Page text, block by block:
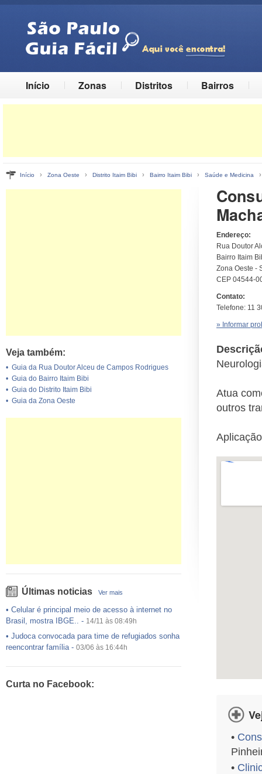
Início Zonas Distritos Bairros
Início › Zona Oeste › Distrito Itaim Bibi › Bairro Itaim Bibi › Saúde e Medicina
Veja também:
• Guia da Rua Doutor Alceu de Campos Rodrigues
• Guia do Bairro Itaim Bibi
• Guia do Distrito Itaim Bibi
• Guia da Zona Oeste
Últimas noticias Ver mais
• Celular é principal meio de acesso à internet no
Brasil, mostra IBGE.. - 14/11 às 08:49h
• Judoca convocada para time de refugiados sonha
reencontrar família- 03/06 às 16:44h
•Exército egípcio diz que encontrou destroços de
Curta no Facebook:
Endereço:
Rua Doutor
Bairro Itaim
Zona Oeste -
CEP 04544-
Contato:
Telefone: 11
» Informar
Atua
outros
•
•